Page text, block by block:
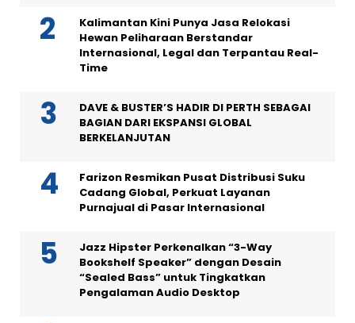
Kalimantan Kini Punya Jasa Relokasi
Hewan Peliharaan Berstandar
Internasional, Legal dan Terpantau Real-
Time
DAVE & BUSTER’S HADIR DI PERTH SEBAGAI
BAGIAN DARI EKSPANSI GLOBAL
BERKELANJUTAN
Farizon Resmikan Pusat Distribusi Suku
Cadang Global, Perkuat Layanan
Purnajual di Pasar Internasional
Jazz Hipster Perkenalkan “3-Way
Bookshelf Speaker” dengan Desain
“Sealed Bass” untuk Tingkatkan
Pengalaman Audio Desktop